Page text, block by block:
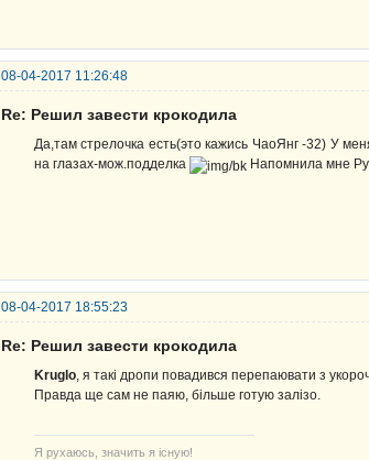
08-04-2017 11:26:48
Re: Решил завести крокодила
Да,там стрелочка есть(это кажись ЧаоЯнг -32) У
на глазах-мож.подделка
Напомнила мне
08-04-2017 18:55:23
Re: Решил завести крокодила
Kruglo, я такі дропи повадився перепаювати з
Правда ще сам не паяю, більше готую залізо.
Я рухаюсь, значить я існую!